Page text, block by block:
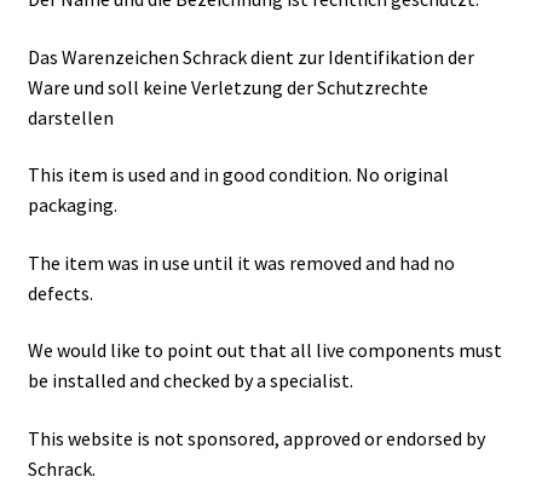
Das Warenzeichen Schrack dient zur Identifikation der
Ware und soll keine Verletzung der Schutzrechte
darstellen
This item is used and in good condition. No original
packaging.
The item was in use until it was removed and had no
defects.
We would like to point out that all live components must
be installed and checked by a specialist.
This website is not sponsored, approved or endorsed by
Schrack.